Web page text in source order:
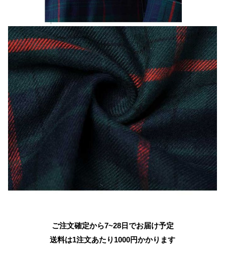
ご注文確定から7~28日でお届け予定
送料は1注文あたり 1000円かかります